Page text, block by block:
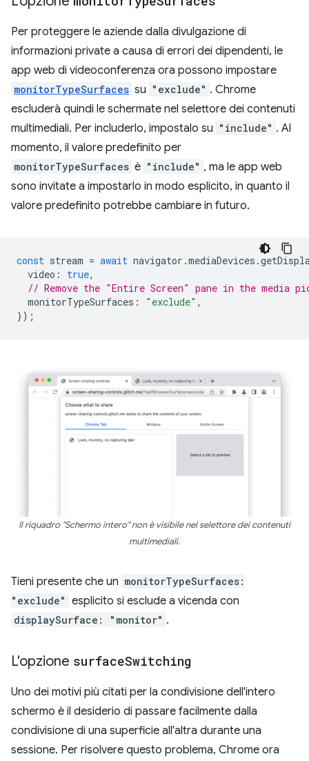
Per proteggere le aziende dalla divulgazione di
informazioni private a causa di errori dei dipendenti, le
app web di videoconferenza ora possono impostare
monitorTypeSurfaces su "exclude" . Chrome
escluderà quindi le schermate nel selettore dei contenuti
multimediali. Per includerlo, impostalo su "include" . Al
momento, il valore predefinito per
monitorTypeSurfaces è "include" , ma le app web
sono invitate a impostarlo in modo esplicito, in quanto il
valore predefinito potrebbe cambiare in futuro.
const stream = await navigator .mediaDevices .
video : true,
// Remove the "Entire Screen" pane in the media
monitorTypeSurfaces : "exclude" ,
});
Il riquadro "Schermo intero" non è visibile nel selettore dei contenuti
multimediali.
Tieni presente che un monitorTypeSurfaces:
"exclude" esplicito si esclude a vicenda con
displaySurface: "monitor" .
L'opzione surfaceSwitching
Uno dei motivi più citati per la condivisione dell'intero
schermo è il desiderio di passare facilmente dalla
condivisione di una superficie all'altra durante una
sessione. Per risolvere questo problema, Chrome ora